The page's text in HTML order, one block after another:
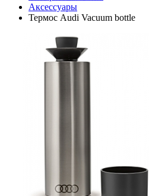
Аксессуары
Термос Audi Vacuum bottle